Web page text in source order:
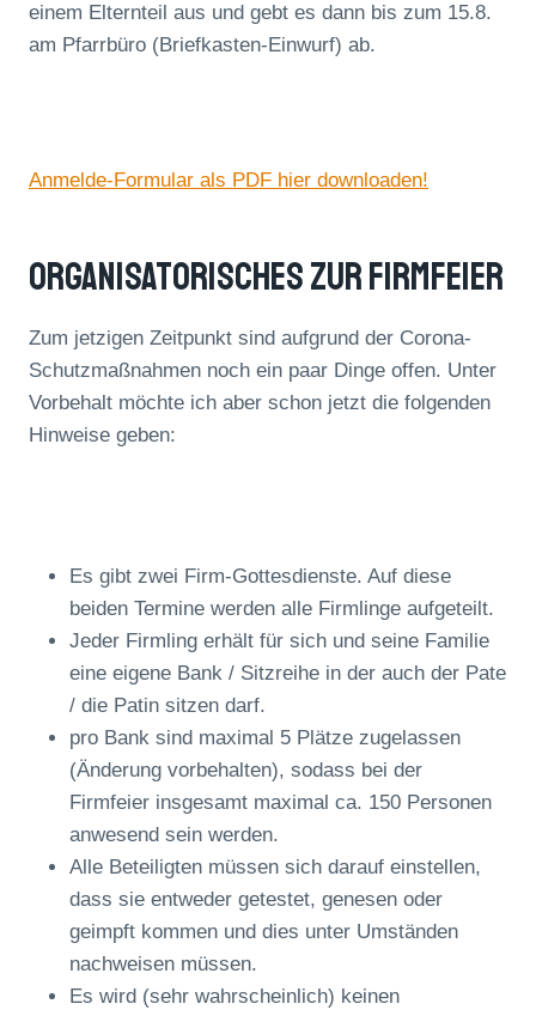
einem Elternteil aus und gebt es dann bis zum 15.8.
am Pfarrbüro (Briefkasten-Einwurf) ab.
Anmelde-Formular als PDF hier downloaden!
Organisatorisches Zur Firmfeier
Zum jetzigen Zeitpunkt sind aufgrund der Corona-
Schutzmaßnahmen noch ein paar Dinge offen. Unter
Vorbehalt möchte ich aber schon jetzt die folgenden
Hinweise geben:
Es gibt zwei Firm-Gottesdienste. Auf diese
beiden Termine werden alle Firmlinge aufgeteilt.
Jeder Firmling erhält für sich und seine Familie
eine eigene Bank / Sitzreihe in der auch der Pate
/ die Patin sitzen darf.
pro Bank sind maximal 5 Plätze zugelassen
(Änderung vorbehalten), sodass bei der
Firmfeier insgesamt maximal ca. 150 Personen
anwesend sein werden.
Alle Beteiligten müssen sich darauf einstellen,
dass sie entweder getestet, genesen oder
geimpft kommen und dies unter Umständen
nachweisen müssen.
Es wird (sehr wahrscheinlich) keinen